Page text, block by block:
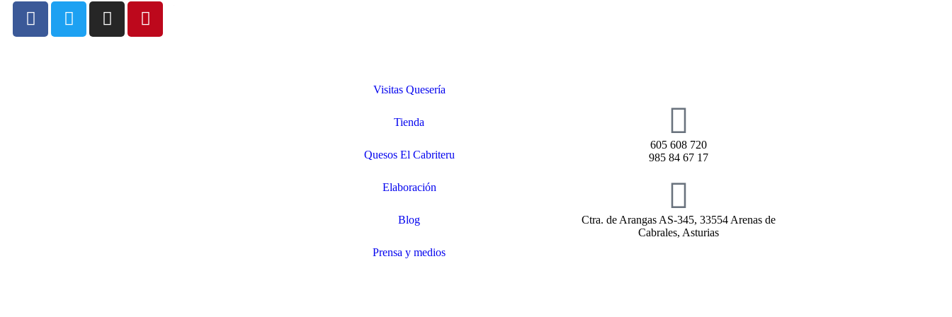
Visitas Quesería
Tienda
Quesos El Cabriteru
Elaboración
Blog
Prensa y medios
605 608 720
985 84 67 17
Ctra. de Arangas AS-345, 33554 Arenas de
Cabrales, Asturias